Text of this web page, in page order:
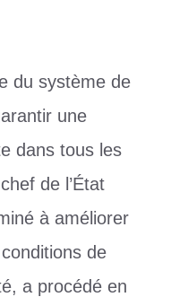
du système de
une
dans tous les
de l’État
à améliorer
de
a procédé en